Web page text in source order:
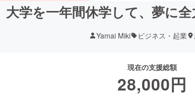
大学を一年間休学して、夢に
Yamai Miki ビジネス・起業
現在の支援総額
28,000円